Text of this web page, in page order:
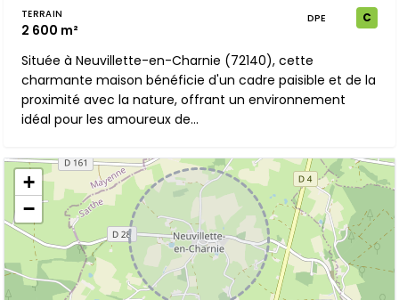
TERRAIN
2 600 m²
DPE C
Située à Neuvillette-en-Charnie (72140), cette
charmante maison bénéficie d'un cadre paisible et de la
proximité avec la nature, offrant un environnement
idéal pour les amoureux de...
+
−